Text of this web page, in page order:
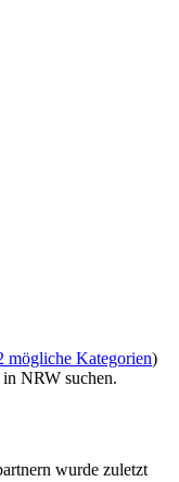
mögliche Kategorien)
NRW suchen.
wurde zuletzt